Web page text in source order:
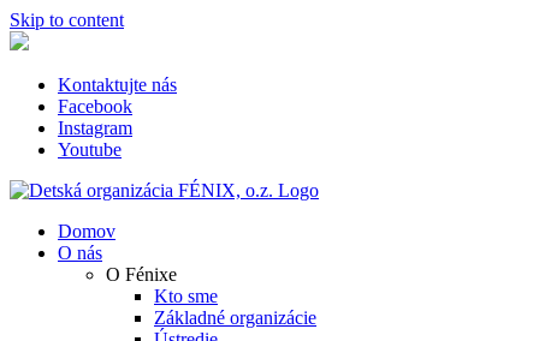
Skip to content
Kontaktujte nás
Facebook
Instagram
Youtube
Domov
O nás
O Fénixe
Kto sme
Základné organizácie